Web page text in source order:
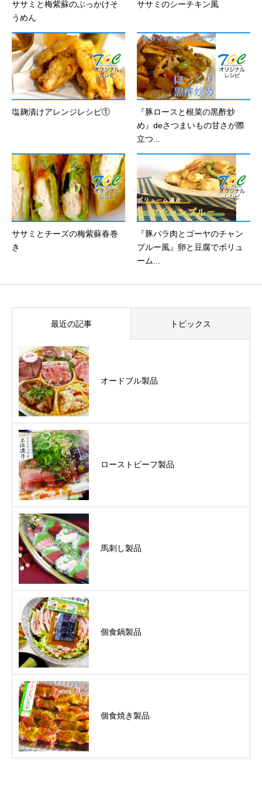
ササミと梅紫蘇のぶっかけそ
うめん
ササミのシーチキン風
塩麹漬けアレンジレシピ①
『豚ロースと根菜の黒酢炒
め』deさつまいもの甘さが際
立つ...
ササミとチーズの梅紫蘇春巻
き
『豚バラ肉とゴーヤのチャン
プルー風』卵と豆腐でボリュ
ーム...
最近の記事 トピックス
オードブル製品
ローストビーフ製品
馬刺し製品
個食鍋製品
個食焼き製品